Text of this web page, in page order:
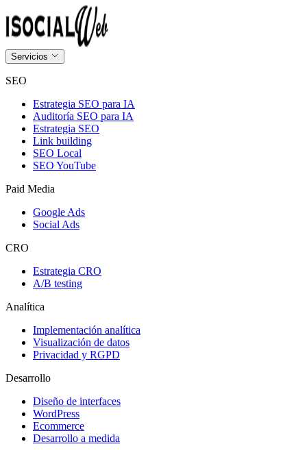
Servicios
SEO
Estrategia SEO para IA
Auditoría SEO para IA
Estrategia SEO
Link building
SEO Local
SEO YouTube
Paid Media
Google Ads
Social Ads
CRO
Estrategia CRO
A/B testing
Analítica
Implementación analítica
Visualización de datos
Privacidad y RGPD
Desarrollo
Diseño de interfaces
WordPress
Ecommerce
Desarrollo a medida